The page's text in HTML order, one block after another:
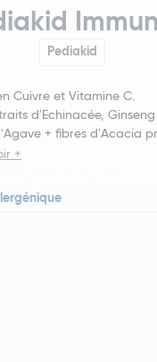
Pediakid
Cuivre et Vitamine C.
d'Echinacée,
+ fibres d'Acacia
+